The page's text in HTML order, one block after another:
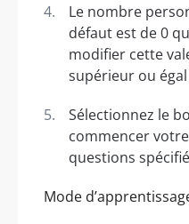
Le nombre
défaut est de 0
modifier cette
supérieur ou
Sélectionnez le
commencer
questions
Mode